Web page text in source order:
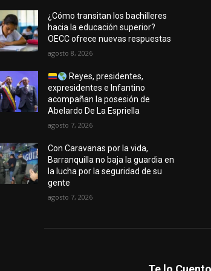
¿Cómo transitan los bachilleres
hacia la educación superior?
OECC ofrece nuevas respuestas
agosto 8, 2026
Reyes, presidentes,
expresidentes e Infantino
acompañan la posesión de
Abelardo De La Espriella
agosto 7, 2026
Con Caravanas por la vida,
Barranquilla no baja la guardia en
la lucha por la seguridad de su
gente
agosto 7, 2026